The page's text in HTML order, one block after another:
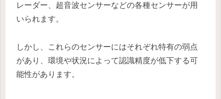
レーダー、超音波センサーなどの各種センサーが用
いられます。
しかし、これらのセンサーにはそれぞれ特有の弱点
があり、環境や状況によって認識精度が低下する可
能性があります。